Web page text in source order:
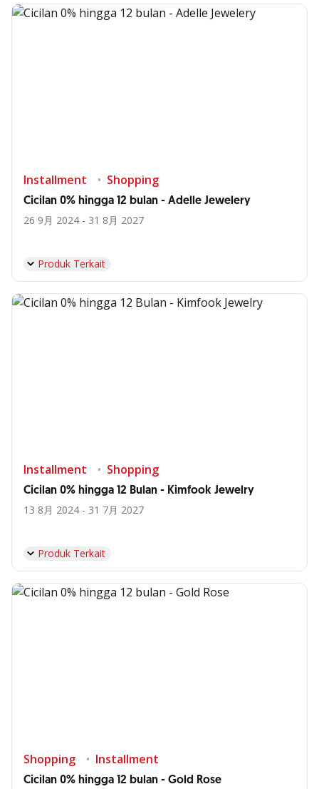
Installment Shopping
Cicilan 0% hingga 12 bulan - Adelle Jewelery
26 9月 2024 - 31 8月 2027
Produk Terkait
Installment Shopping
Cicilan 0% hingga 12 Bulan - Kimfook Jewelry
13 8月 2024 - 31 7月 2027
Produk Terkait
Shopping Installment
Cicilan 0% hingga 12 bulan - Gold Rose